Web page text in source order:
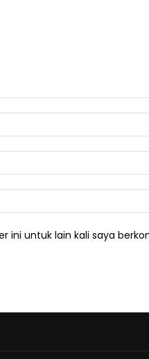
ini untuk lain kali saya